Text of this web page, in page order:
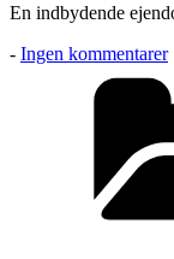
En indbydende
- Ingen kommentarertil